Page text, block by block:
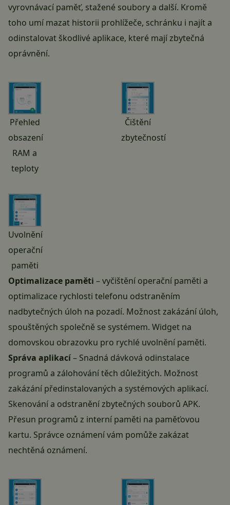
vyrovnávací paměť, stažené soubory a další. Kromě
toho umí mazat historii prohlížeče, schránku i najít a
odinstalovat škodlivé aplikace, které mají zbytečná
oprávnění.
Přehled
obsazení
RAM a
teploty
Čištění
zbytečností
Uvolnění
operační
paměti
Optimalizace paměti – vyčištění operační paměti a
optimalizace rychlosti telefonu odstraněním
nadbytečných úloh na pozadí. Možnost zakázání úloh,
spouštěných společně se systémem. Widget na
domovskou obrazovku pro rychlé uvolnění paměti.
Správa aplikací– Snadná dávková odinstalace
programů a zálohování těch důležitých. Možnost
zakázání předinstalovaných a systémových aplikací.
Skenování a odstranění zbytečných souborů APK.
Přesun programů z interní paměti na paměťovou
kartu. Správce oznámení vám pomůže zakázat
nechtěná oznámení.